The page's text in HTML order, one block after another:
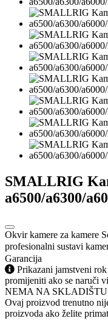
SMALLRIG
a6500/a6300/
Okvir kamere za kamere
profesionalni sustavi
Garancija
Prikazani jamstveni
promijeniti ako se naruči
NEMA NA SKLADIŠTU
Ovaj proizvod trenutno
proizvoda ako želite